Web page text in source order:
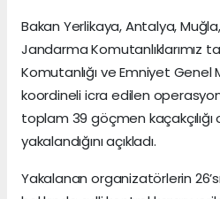
Bakan Yerlikaya, Antalya,
Jandarma Komutanlıklarımız
Komutanlığı ve Emniyet Genel
koordineli icra edilen
toplam 39 göçmen
yakalandığını açıkladı.
Yakalanan organizatörlerin